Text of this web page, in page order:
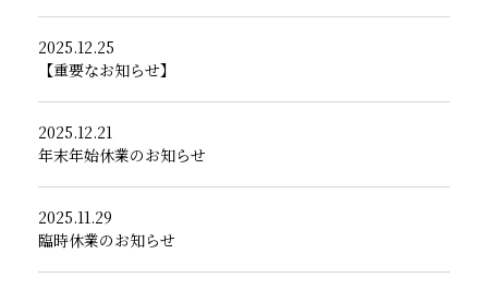
2025.12.25
【重要なお知らせ】
2025.12.21
年末年始休業のお知らせ
2025.11.29
臨時休業のお知らせ